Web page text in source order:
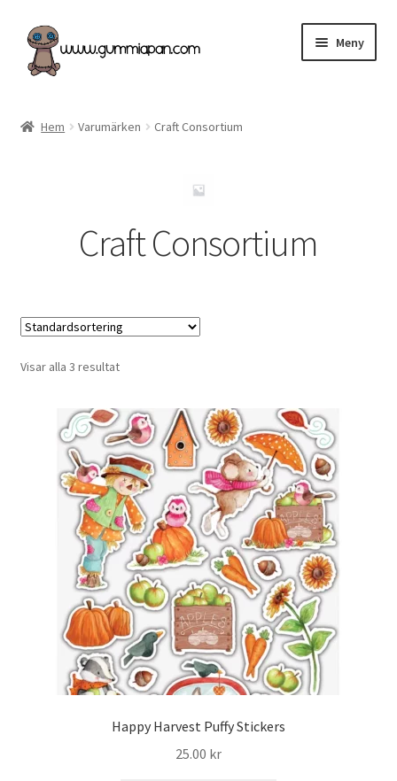
Hoppa
till
navigering
Hoppa
till
innehåll
Meny
Återförsäljare
Köpvillkor
Mitt konto
Hem Varumärken Craft Consortium
Craft Consortium
Visar alla 3 resultat
Happy Harvest Puffy Stickers
25.00 kr